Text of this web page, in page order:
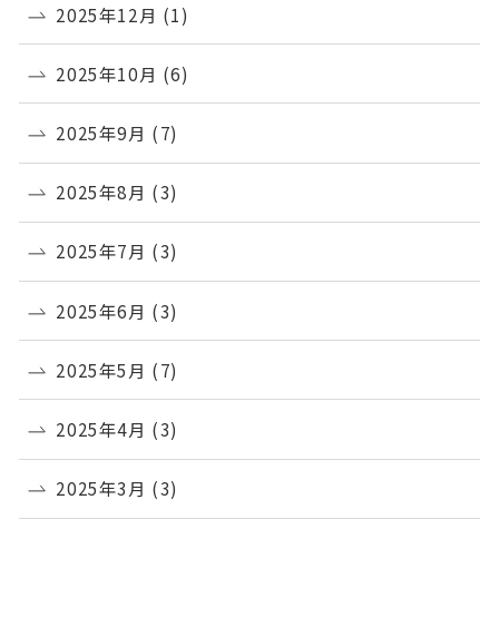
2025年12月 (1)
2025年10月 (6)
2025年9月 (7)
2025年8月 (3)
2025年7月 (3)
2025年6月 (3)
2025年5月 (7)
2025年4月 (3)
2025年3月 (3)